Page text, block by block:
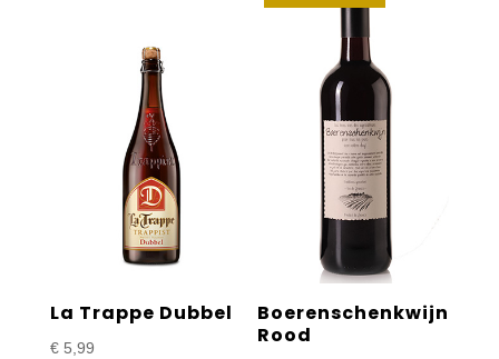
La Trappe Dubbel
€5,99
Boerenschenkwijn
Rood